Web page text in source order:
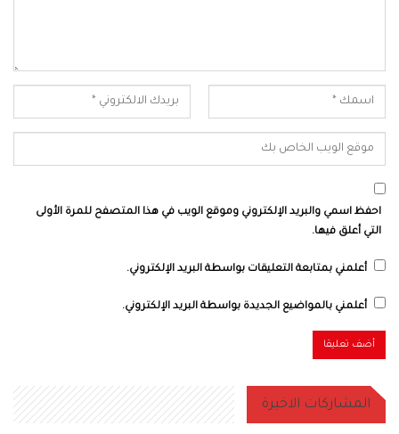
احفظ اسمي والبريد الإلكتروني وموقع الويب في هذا المتصفح للمرة الأولى
التي أعلق فيها.
أعلمني بمتابعة التعليقات بواسطة البريد الإلكتروني.
أعلمني بالمواضيع الجديدة بواسطة البريد الإلكتروني.
المشاركات الاخيرة